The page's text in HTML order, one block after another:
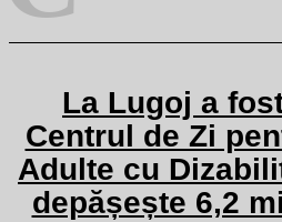
La Lugoj a
Centrul de Zi
Adulte cu
depășește 6,2